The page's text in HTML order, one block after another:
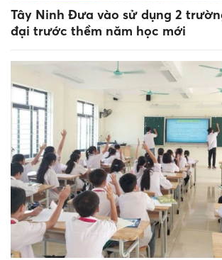
Tây Ninh Đưa vào sử dụng 2
đại trước thềm năm học mới